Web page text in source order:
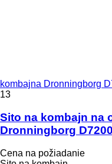
kombajna Dronningborg
13
Sito na kombajn na
Dronningborg D7200
Cena na požiadanie